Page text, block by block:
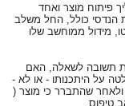
פיתוח מוצר ואחד
הנדסי כולל, החל משלב
מידול ממוחשב שלו
תשובה לשאלה, האם
על היתכנותו - או לא -
ולאחר שהתברר כי מוצר (
טיפוס.